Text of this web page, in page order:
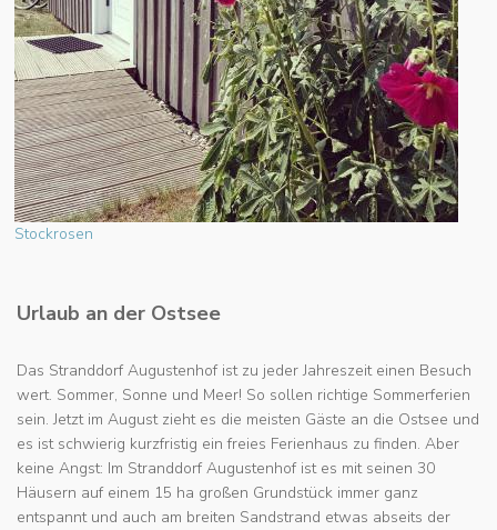
Stockrosen
Urlaub an der Ostsee
Das Stranddorf Augustenhof ist zu jeder Jahreszeit einen Besuch
wert. Sommer, Sonne und Meer! So sollen richtige Sommerferien
sein. Jetzt im August zieht es die meisten Gäste an die Ostsee und
es ist schwierig kurzfristig ein freies Ferienhaus zu finden. Aber
keine Angst: Im Stranddorf Augustenhof ist es mit seinen 30
Häusern auf einem 15 ha großen Grundstück immer ganz
entspannt und auch am breiten Sandstrand etwas abseits der